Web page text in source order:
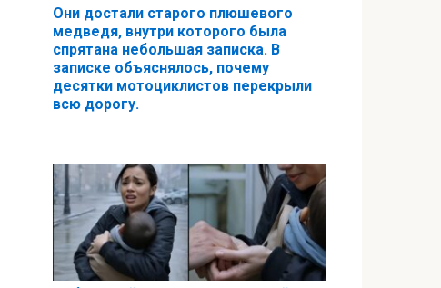
Они достали старого плюшевого
медведя, внутри которого была
спрятана небольшая записка. В
записке объяснялось, почему
десятки мотоциклистов перекрыли
всю дорогу.